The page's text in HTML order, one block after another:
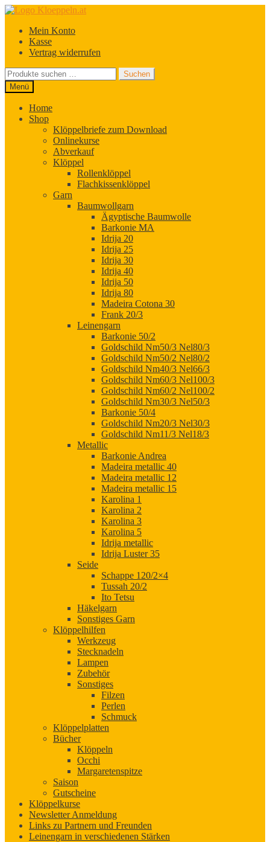
Zur
springen
Zum
springenMein Konto
Kasse
Vertrag widerrufen
Suchen
nach:
Suchen
Menü
Home
Shop
Klöppelbriefe zum Download
Onlinekurse
Abverkauf
Klöppel
Rollenklöppel
Flachkissenklöppel
Garn
Baumwollgarn
Ägyptische Baumwolle
Barkonie MA
Idrija 20
Idrija 25
Idrija 30
Idrija 40
Idrija 50
Idrija 80
Madeira Cotona 30
Frank 20/3
Leinengarn
Barkonie 50/2
Goldschild Nm50/3 Nel80/3
Goldschild Nm50/2 Nel80/2
Goldschild Nm40/3 Nel66/3
Goldschild Nm60/3 Nel100/3
Goldschild Nm60/2 Nel100/2
Goldschild Nm30/3 Nel50/3
Barkonie 50/4
Goldschild Nm20/3 Nel30/3
Goldschild Nm11/3 Nel18/3
Metallic
Barkonie Andrea
Madeira metallic 40
Madeira metallic 12
Madeira metallic 15
Karolina 1
Karolina 2
Karolina 3
Karolina 5
Idrija metallic
Idrija Luster 35
Seide
Schappe 120/2×4
Tussah 20/2
Ito Tetsu
Häkelgarn
Sonstiges Garn
Klöppelhilfen
Werkzeug
Stecknadeln
Lampen
Zubehör
Sonstiges
Filzen
Perlen
Schmuck
Klöppelplatten
Bücher
Klöppeln
Occhi
Margaretenspitze
Saison
Gutscheine
Klöppelkurse
Newsletter Anmeldung
Links zu Partnern und Freunden
Leinengarn in verschiedenen Stärken